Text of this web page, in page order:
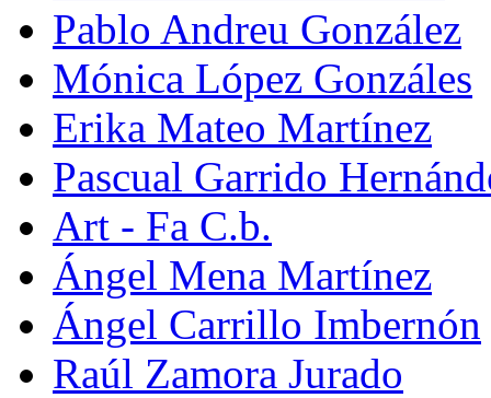
Pablo Andreu González
Mónica López Gonzáles
Erika Mateo Martínez
Pascual Garrido
Art - Fa C.b.
Ángel Mena Martínez
Ángel Carrillo Imbernón
Raúl Zamora Jurado